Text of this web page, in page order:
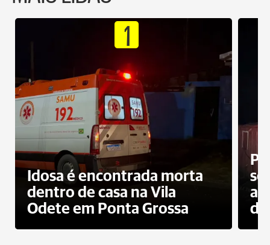
1
Idosa é encontrada morta
dentro de casa na Vila
Odete em Ponta Grossa
do